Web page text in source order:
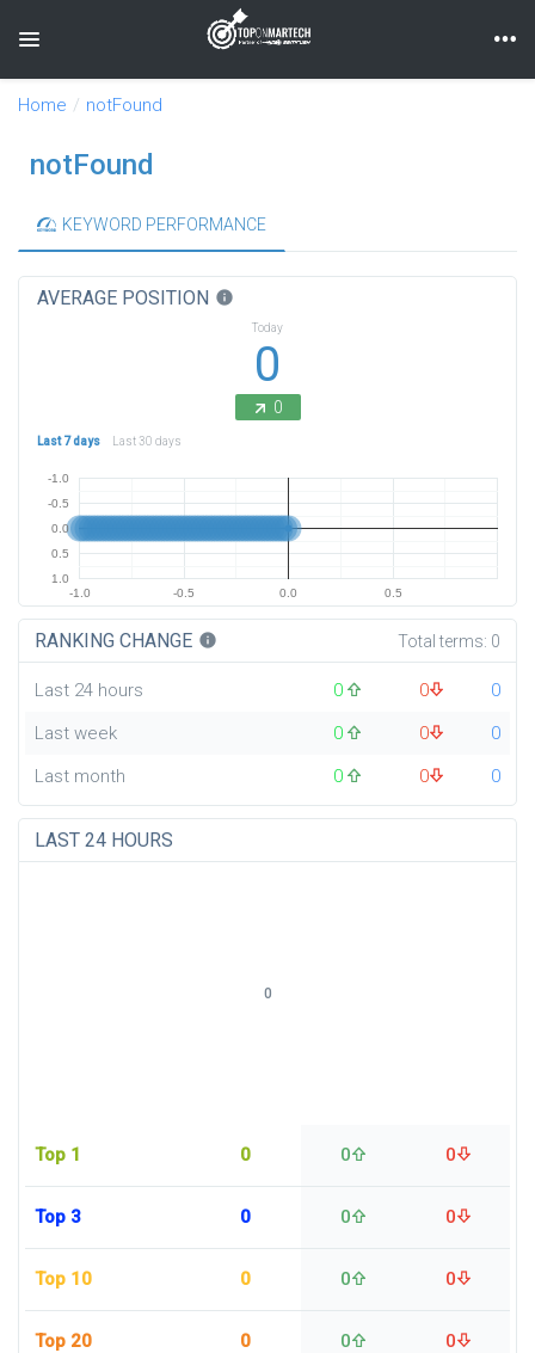
Toggle navigation
Home notFound
notFound
KEYWORD PERFORMANCE
AVERAGE POSITION info
Today
0
0
Last 7 days Last 30 days
-1.0 -0.5 0.0 0.5
-1.0
-0.5
0.0
0.5
1.0
RANKING CHANGE info Total terms: 0
Last 24 hours 0 0
0
Last week
0 0
0
Last month
0 0 0
LAST 24 HOURS
Top 1 0 0 0
Top 3 0 0 0
Top 10 0 0 0
Top 20 0 0 0
0